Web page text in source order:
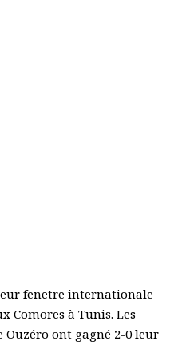
fenetre internationale
Comores à Tunis. Les
Ouzéro ont gagné 2-0 leur